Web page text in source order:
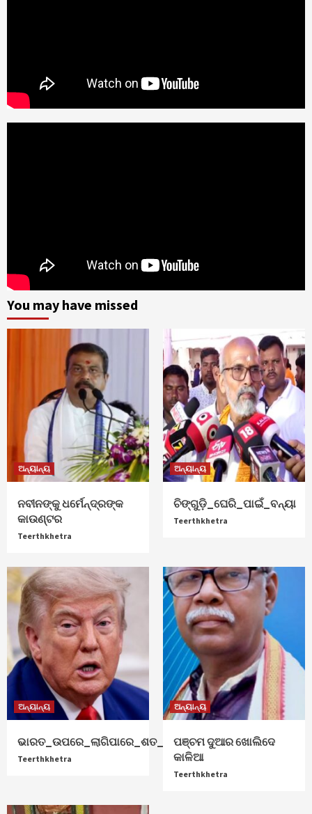
You may have missed
ଅନ୍ୟାନ୍ୟ
ନବୀନଙ୍କୁ ଧର୍ମେନ୍ଦ୍ରଙ୍କ
କାଉଣ୍ଟର
Teerthkhetra
ଅନ୍ୟାନ୍ୟ
ଚିଙ୍ଗୁଡ଼ି_ଘେରି_ପାଇଁ_ବନ୍ୟା
Teerthkhetra
ଅନ୍ୟାନ୍ୟ
ଭାରତ_ଉପରେ_ଲାଗିପାରେ_ଶତ_ପ୍ରତିଶତ_ଟାରିଫ୍
Teerthkhetra
ଅନ୍ୟାନ୍ୟ
ପଞ୍ଚମ ଦୁଆର ଖୋଲିଦେ
କାଳିଆ
Teerthkhetra